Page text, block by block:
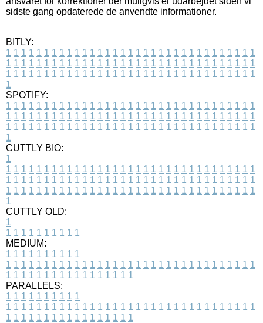
sidste gang opdaterede de anvendte informationer.
BITLY:
1 1 1 1 1 1 1 1 1 1 1 1 1 1 1 1 1 1 1 1 1 1 1 1 1 1 1 1 1 1 1 1 1
1 1 1 1 1 1 1 1 1 1 1 1 1 1 1 1 1 1 1 1 1 1 1 1 1 1 1 1 1 1 1 1 1
1 1 1 1 1 1 1 1 1 1 1 1 1 1 1 1 1 1 1 1 1 1 1 1 1 1 1 1 1 1 1 1 1
1
SPOTIFY:
1 1 1 1 1 1 1 1 1 1 1 1 1 1 1 1 1 1 1 1 1 1 1 1 1 1 1 1 1 1 1 1 1
1 1 1 1 1 1 1 1 1 1 1 1 1 1 1 1 1 1 1 1 1 1 1 1 1 1 1 1 1 1 1 1 1
1 1 1 1 1 1 1 1 1 1 1 1 1 1 1 1 1 1 1 1 1 1 1 1 1 1 1 1 1 1 1 1 1
1
CUTTLY BIO:
1
1 1 1 1 1 1 1 1 1 1 1 1 1 1 1 1 1 1 1 1 1 1 1 1 1 1 1 1 1 1 1 1 1
1 1 1 1 1 1 1 1 1 1 1 1 1 1 1 1 1 1 1 1 1 1 1 1 1 1 1 1 1 1 1 1 1
1 1 1 1 1 1 1 1 1 1 1 1 1 1 1 1 1 1 1 1 1 1 1 1 1 1 1 1 1 1 1 1 1
1
CUTTLY OLD:
1
1 1 1 1 1 1 1 1 1 1
MEDIUM:
1 1 1 1 1 1 1 1 1 1
1 1 1 1 1 1 1 1 1 1 1 1 1 1 1 1 1 1 1 1 1 1 1 1 1 1 1 1 1 1 1 1 1
1 1 1 1 1 1 1 1 1 1 1 1 1 1 1 1 1
PARALLELS:
1 1 1 1 1 1 1 1 1 1
1 1 1 1 1 1 1 1 1 1 1 1 1 1 1 1 1 1 1 1 1 1 1 1 1 1 1 1 1 1 1 1 1
1 1 1 1 1 1 1 1 1 1 1 1 1 1 1 1 1